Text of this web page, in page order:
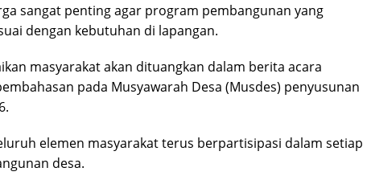
sangat penting agar program pembangunan yang
dengan kebutuhan di lapangan.
masyarakat akan dituangkan dalam berita acara
pada Musyawarah Desa (Musdes) penyusunan
elemen masyarakat terus berpartisipasi dalam setiap
desa.